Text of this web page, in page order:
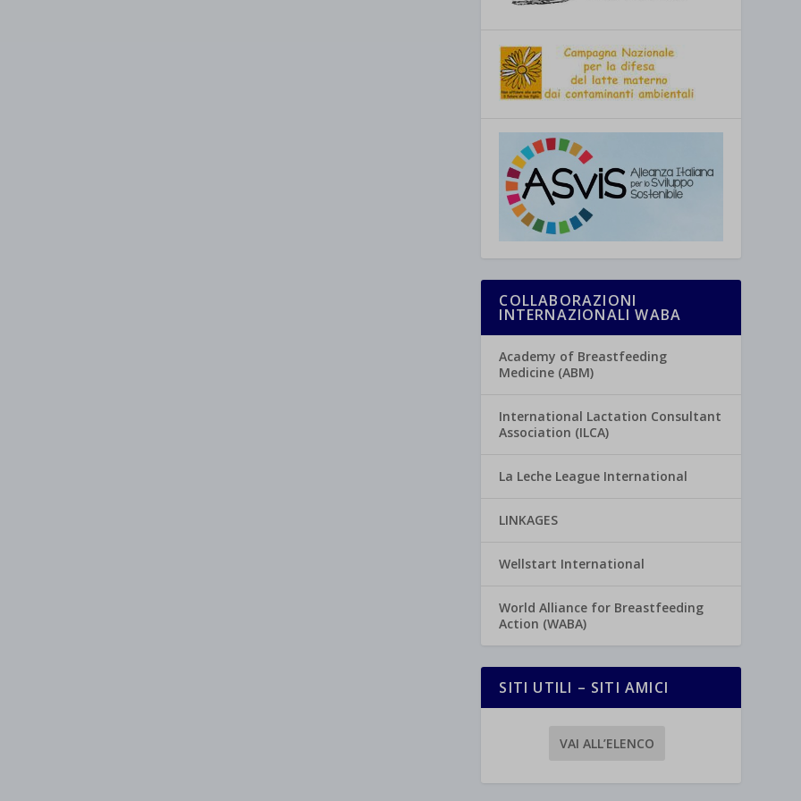
COLLABORAZIONI
INTERNAZIONALI WABA
Academy of Breastfeeding
Medicine (ABM)
International Lactation Consultant
Association (ILCA)
La Leche League International
LINKAGES
Wellstart International
World Alliance for Breastfeeding
Action (WABA)
SITI UTILI – SITI AMICI
VAI ALL’ELENCO